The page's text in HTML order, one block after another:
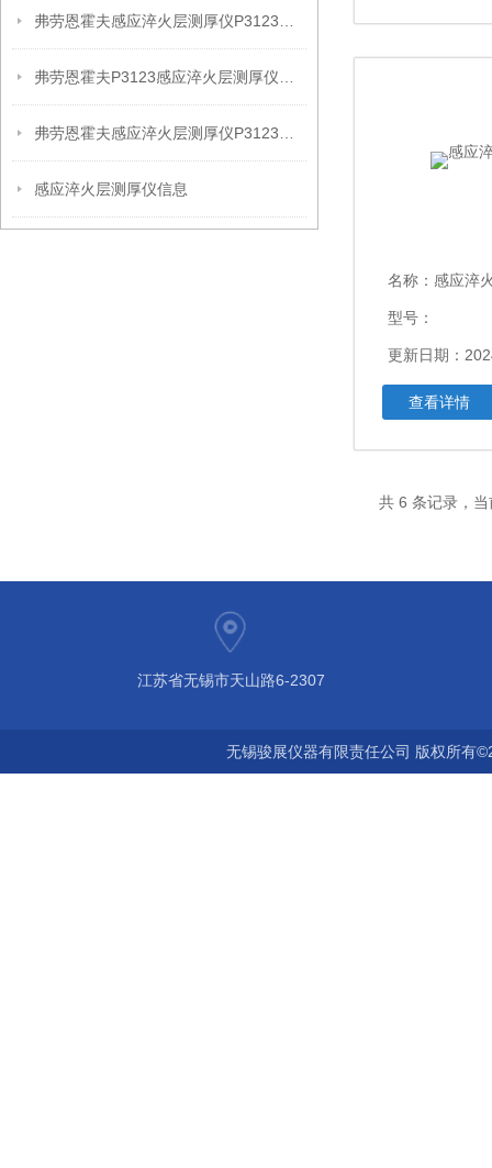
感应淬火层测厚仪信息
名称： 感应淬
型号：
更新日期：
查看详情
共 6 条记录，
江苏省无锡市天山路6-2307
无锡骏展仪器有限责任公司 版权所有